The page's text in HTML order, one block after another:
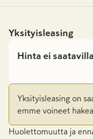
Yksityisleasing
Hinta ei saatavilla
Yksityisleasing on
emme voineet
Huolettomuutta ja